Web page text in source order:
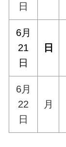
日
6月
21
日
日
6月
22
日
月